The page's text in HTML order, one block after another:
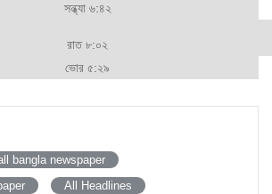
সন্ধ্যা ৬:৪২
রাত ৮:০২
ভোর ৫:২৯
bangla newspaper
All Headlines